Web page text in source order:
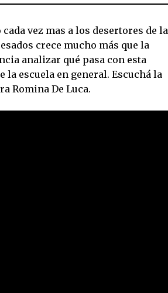
vez mas a los desertores de la
crece mucho más que la
analizar qué pasa con esta
escuela en general. Escuchá la
Romina De Luca.